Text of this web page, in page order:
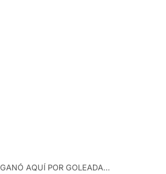
AQUÍ POR GOLEADA…